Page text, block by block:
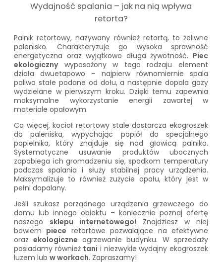
Wydajność spalania – jak na nią wpływa
retorta?
Palnik retortowy, nazywany również retortą, to żeliwne
palenisko. Charakteryzuje go wysoka sprawność
energetyczna oraz wyjątkowo długa żywotność. Piec
ekologicznywyposażony w tego rodzaju element
działa dwuetapowo – najpierw równomiernie spala
paliwo stałe podane od dołu, a następnie dopala gazy
wydzielane w pierwszym kroku. Dzięki temu zapewnia
maksymalne wykorzystanie energii zawartej w
materiale opałowym.
Co więcej, kocioł retortowy stale dostarcza ekogroszek
do paleniska, wypychając popiół do specjalnego
popielnika, który znajduje się nad głowicą palnika.
Systematyczne usuwanie produktów ubocznych
zapobiega ich gromadzeniu się, spadkom temperatury
podczas spalania i służy stabilnej pracy urządzenia.
Maksymalizuje to również zużycie opału, który jest w
pełni dopalany.
Jeśli szukasz porządnego urządzenia grzewczego do
domu lub innego obiektu – koniecznie poznaj ofertę
naszego sklepu internetowego! Znajdziesz w niej
bowiem piece retortowe pozwalające na efektywne
orazekologiczne ogrzewanie budynku. W sprzedaży
posiadamy również tani i niezwykle wydajnyekogroszek
luzem lub w workach. Zapraszamy!